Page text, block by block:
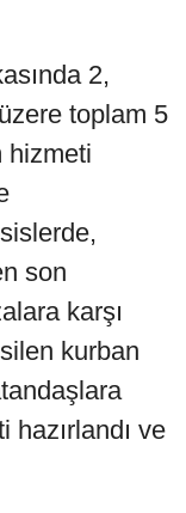
2,
toplam 5
hizmeti
son
karşı
kurban
ve